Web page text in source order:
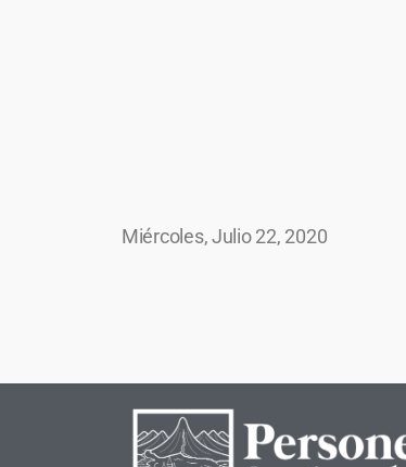
Miércoles, Julio 22, 2020